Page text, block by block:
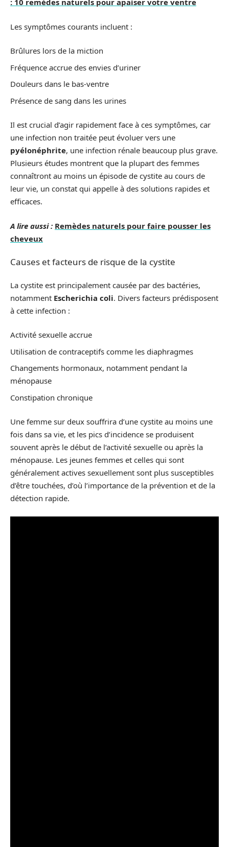
: 10 remèdes naturels pour apaiser votre ventre
Les symptômes courants incluent :
Brûlures lors de la miction
Fréquence accrue des envies d’uriner
Douleurs dans le bas-ventre
Présence de sang dans les urines
Il est crucial d’agir rapidement face à ces symptômes, car
une infection non traitée peut évoluer vers une
pyélonéphrite, une infection rénale beaucoup plus grave.
Plusieurs études montrent que la plupart des femmes
connaîtront au moins un épisode de cystite au cours de
leur vie, un constat qui appelle à des solutions rapides et
efficaces.
A lire aussi : Remèdes naturels pour faire pousser les
cheveux
Causes et facteurs de risque de la cystite
La cystite est principalement causée par des bactéries,
notamment Escherichia coli. Divers facteurs prédisposent
à cette infection :
Activité sexuelle accrue
Utilisation de contraceptifs comme les diaphragmes
Changements hormonaux, notamment pendant la
ménopause
Constipation chronique
Une femme sur deux souffrira d’une cystite au moins une
fois dans sa vie, et les pics d’incidence se produisent
souvent après le début de l’activité sexuelle ou après la
ménopause. Les jeunes femmes et celles qui sont
généralement actives sexuellement sont plus susceptibles
d’être touchées, d’où l’importance de la prévention et de la
détection rapide.